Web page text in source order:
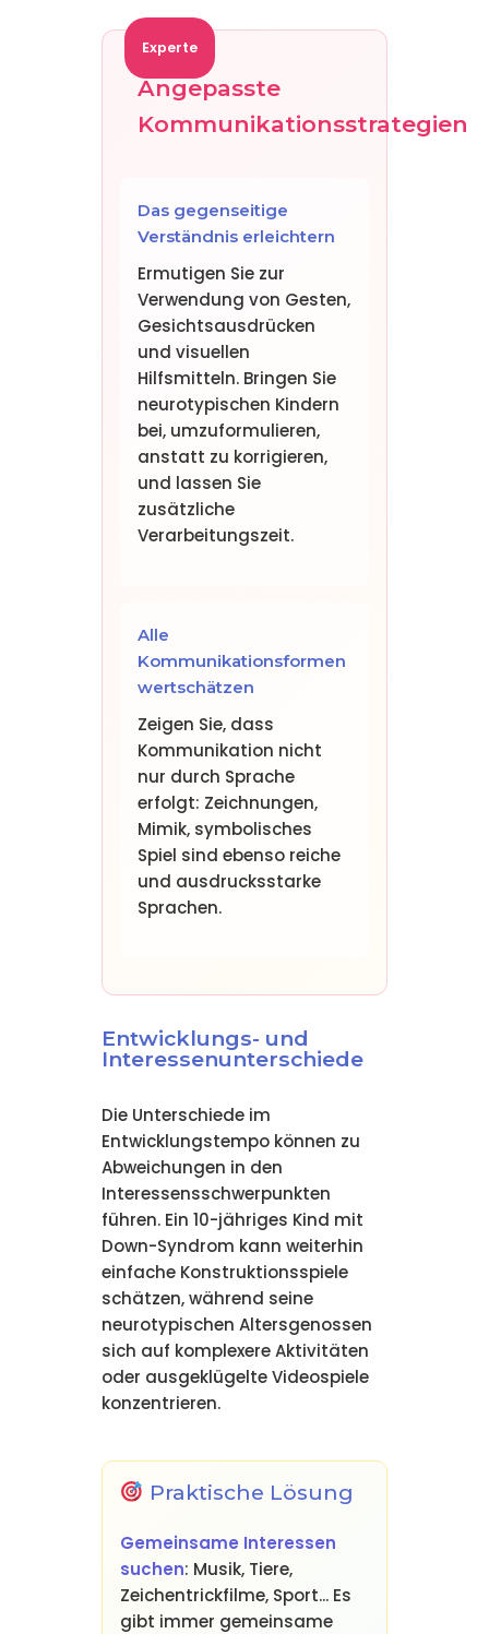
Experte
Angepasste
Kommunikationsstrategien
Das gegenseitige
Verständnis erleichtern
Ermutigen Sie zur
Verwendung von Gesten,
Gesichtsausdrücken
und visuellen
Hilfsmitteln. Bringen Sie
neurotypischen Kindern
bei, umzuformulieren,
anstatt zu korrigieren,
und lassen Sie
zusätzliche
Verarbeitungszeit.
Alle
Kommunikationsformen
wertschätzen
Zeigen Sie, dass
Kommunikation nicht
nur durch Sprache
erfolgt: Zeichnungen,
Mimik, symbolisches
Spiel sind ebenso reiche
und ausdrucksstarke
Sprachen.
Entwicklungs- und
Interessenunterschiede
Die Unterschiede im
Entwicklungstempo können zu
Abweichungen in den
Interessensschwerpunkten
führen. Ein 10-jähriges Kind mit
Down-Syndrom kann weiterhin
einfache Konstruktionsspiele
schätzen, während seine
neurotypischen Altersgenossen
sich auf komplexere Aktivitäten
oder ausgeklügelte Videospiele
konzentrieren.
Praktische Lösung
Gemeinsame Interessen
suchen: Musik, Tiere,
Zeichentrickfilme, Sport... Es
gibt immer gemeinsame